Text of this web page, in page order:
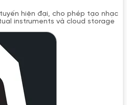
hiện đại, cho phép tạo nhạc
instruments và cloud storage